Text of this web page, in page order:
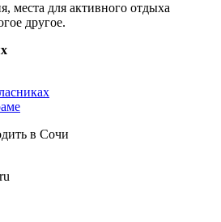
места для активного отдыха
другое.
в Сочи